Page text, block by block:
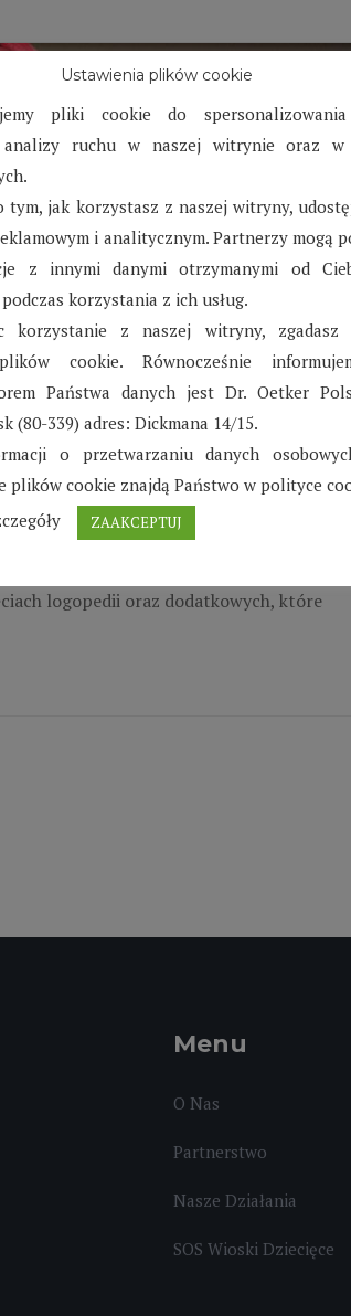
– Październik –
Karlinie miały możliwość
logopedii oraz dodatkowych, które
Menu
O Nas
Partnerstwo
Nasze Działania
SOS Wioski Dziecięce
Ustawienia plików cookie
pliki cookie do
ruchu w naszej witrynie oraz w
tym, jak korzystasz z naszej witryny,
i analitycznym. Partnerzy mogą
z innymi danymi otrzymanymi od
korzystania z ich usług.
korzystanie z naszej witryny,
cookie. Równocześnie
Państwa danych jest Dr. Oetker
(80-339) adres: Dickmana 14/15.
o przetwarzaniu danych
plików cookie znajdą Państwo w polityce
ZAAKCEPTUJ